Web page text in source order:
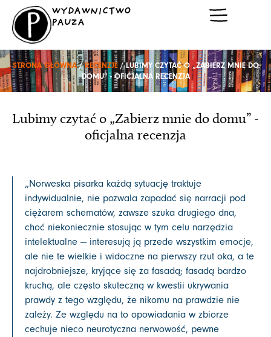
Przejdź
treści
WYDAWNICTWO
PAUZA
STRONA GŁÓWNA/RECENZJE/ LUBIMY CZYTAĆ O „ZABIERZ MNIE DO
DOMU” - OFICJALNA RECENZJA
Lubimy czytać o „Zabierz mnie do domu” -
oficjalna recenzja
„Norweska pisarka każdą sytuację traktuje
indywidualnie, nie pozwala zapadać się narracji pod
ciężarem schematów, zawsze szuka drugiego dna,
choć niekoniecznie stosując w tym celu narzędzia
intelektualne — interesują ją przede wszystkim emocje,
ale nie te wielkie i widoczne na pierwszy rzut oka, a te
najdrobniejsze, kryjące się za fasadą; fasadą bardzo
kruchą, ale często skuteczną w kwestii ukrywania
prawdy z tego względu, że nikomu na prawdzie nie
zależy. Ze względu na to opowiadania w zbiorze
cechuje nieco neurotyczna nerwowość, pewne